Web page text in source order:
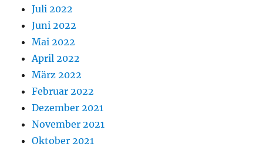
Juli 2022
Juni 2022
Mai 2022
April 2022
März 2022
Februar 2022
Dezember 2021
November 2021
Oktober 2021